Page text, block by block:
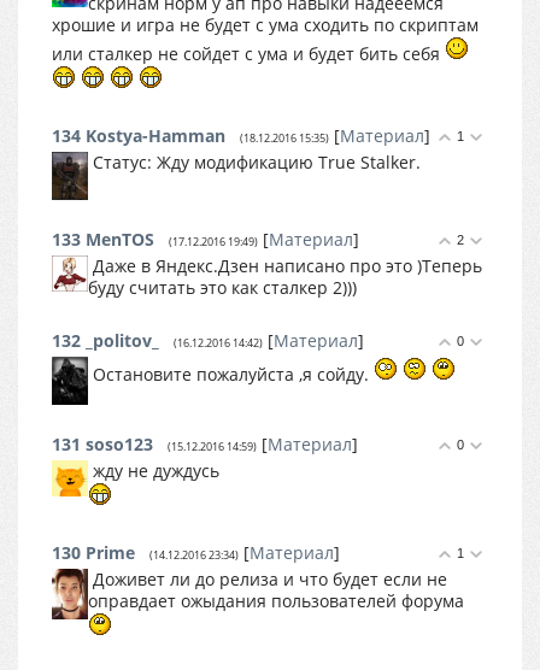
хрошие и игра не будет с ума сходить по скриптам
или сталкер не сойдет с ума и будет бить себя
1
134 Kostya-Hamman (18.12.2016 15:35) [Материал]
Статус: Жду модификацию True Stalker.
2
133 MenTOS (17.12.2016 19:49) [Материал]
Даже в Яндекс.Дзен написано про это )Теперь
буду считать это как сталкер 2)))
0
132 _politov_ (16.12.2016 14:42) [Материал]
Остановите пожалуйста ,я сойду.
0
131 soso123 (15.12.2016 14:59) [Материал]
жду не дуждусь
1
130 Prime (14.12.2016 23:34) [Материал]
Доживет ли до релиза и что будет если не
оправдает ожыдания пользователей форума